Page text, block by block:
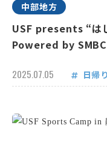
中部地方
USF presents “は
Powered by
2025.07.05 日帰り